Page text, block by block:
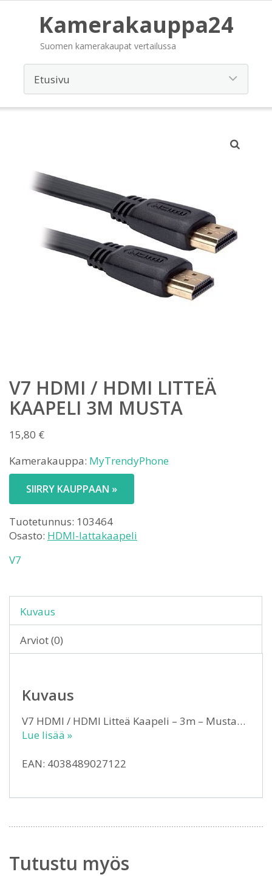
Kamerakauppa24
Suomen kamerakaupat vertailussa
V7 HDMI / HDMI LITTEÄ
KAAPELI 3M MUSTA
15,80 €
Kamerakauppa: MyTrendyPhone
SIIRRY KAUPPAAN »
Tuotetunnus: 103464
Osasto: HDMI-lattakaapeli
V7
Kuvaus
Arviot (0)
Kuvaus
V7 HDMI / HDMI Litteä Kaapeli – 3m – Musta…
Lue lisää »
EAN: 4038489027122
Tutustu myös